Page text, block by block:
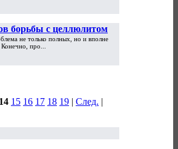
борьбы с целлюлитом
не только полных, но и вполне
про...
14 15 16 17 18 19 | След. |